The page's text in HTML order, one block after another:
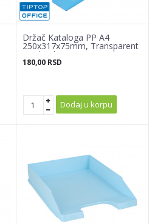
Držač Kataloga PP A4
250x317x75mm, Transparent
svetlo plava
180,00 RSD
Dodaj u korpu